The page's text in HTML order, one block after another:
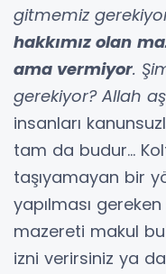
gitmemiz
hakkımız olan
ama vermiyor.
gerekiyor? Allah
insanları
tam da budur…
taşıyamayan bir
yapılması
mazereti makul
izni verirsiniz ya